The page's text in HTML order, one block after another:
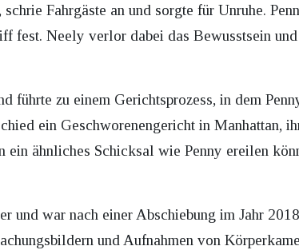
Fahrgäste an und sorgte für Unruhe.
fest. Neely verlor dabei das Bewusstsein
führte zu einem Gerichtsprozess, in dem
ein Geschworenengericht in Manhattan,
ein ähnliches Schicksal wie Penny ereilen
und war nach einer Abschiebung im Jahr
und Aufnahmen von